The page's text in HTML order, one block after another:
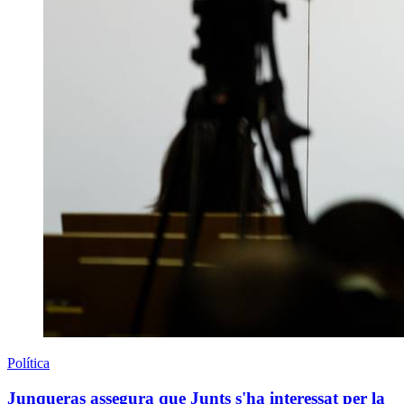
Política
Junqueras assegura que Junts s'ha interessat per la